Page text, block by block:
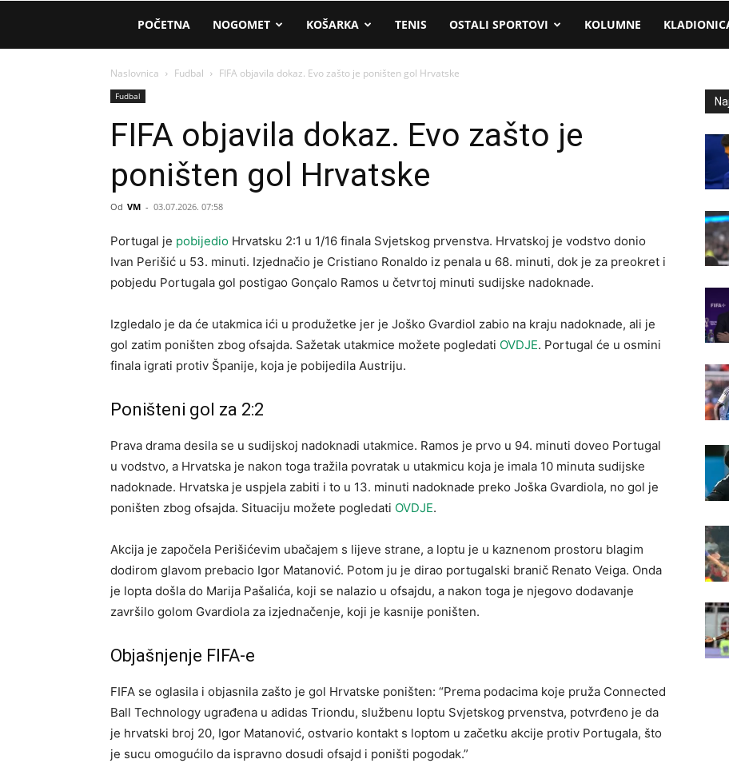
AM
Sport
POČETNA NOGOMET KOŠARKA TENIS OSTALI SPORTOVI KOLUMNE
Naslovnica Fudbal FIFA objavila dokaz. Evo zašto je poništen gol Hrvatske
Fudbal
FIFA objavila dokaz. Evo zašto je
poništen gol Hrvatske
Od VM - 03.07.2026. 07:58
Portugal je pobijedio Hrvatsku 2:1 u 1/16 finala Svjetskog prvenstva. Hrvatskoj je vodstvo donio
Ivan Perišić u 53. minuti. Izjednačio je Cristiano Ronaldo iz penala u 68. minuti, dok je za preokret i
pobjedu Portugala gol postigao Gonçalo Ramos u četvrtoj minuti sudijske nadoknade.
Izgledalo je da će utakmica ići u produžetke jer je Joško Gvardiol zabio na kraju nadoknade, ali je
gol zatim poništen zbog ofsajda. Sažetak utakmice možete pogledati OVDJE. Portugal će u osmini
finala igrati protiv Španije, koja je pobijedila Austriju.
Poništeni gol za 2:2
Prava drama desila se u sudijskoj nadoknadi utakmice. Ramos je prvo u 94. minuti doveo Portugal
u vodstvo, a Hrvatska je nakon toga tražila povratak u utakmicu koja je imala 10 minuta sudijske
nadoknade. Hrvatska je uspjela zabiti i to u 13. minuti nadoknade preko Joška Gvardiola, no gol je
poništen zbog ofsajda. Situaciju možete pogledati OVDJE.
Akcija je započela Perišićevim ubačajem s lijeve strane, a loptu je u kaznenom prostoru blagim
dodirom glavom prebacio Igor Matanović. Potom ju je dirao portugalski branič Renato Veiga. Onda
je lopta došla do Marija Pašalića, koji se nalazio u ofsajdu, a nakon toga je njegovo dodavanje
završilo golom Gvardiola za izjednačenje, koji je kasnije poništen.
Objašnjenje FIFA-e
FIFA se oglasila i objasnila zašto je gol Hrvatske poništen: “Prema podacima koje pruža Connected
Ball Technology ugrađena u adidas Triondu, službenu loptu Svjetskog prvenstva, potvrđeno je da
je hrvatski broj 20, Igor Matanović, ostvario kontakt s loptom u začetku akcije protiv Portugala, što
je sucu omogućilo da ispravno dosudi ofsajd i poništi pogodak.”